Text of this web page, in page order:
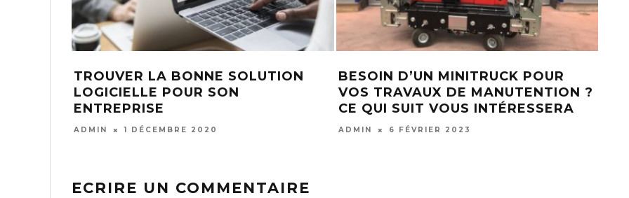
?
QUE FAIRE POUR ÊTRE RECRUTÉ EN
STAGE DE FIN D’ÉTUDES ?
ADMIN 19 FÉVRIER 2021
COMMENT FILMER DES VIDÉOS
D’ENTREPRISE AU SMARTPHONE ?
ADMIN 13 DÉCEMBRE 2021
ECRIRE UN COMMENTAIRE